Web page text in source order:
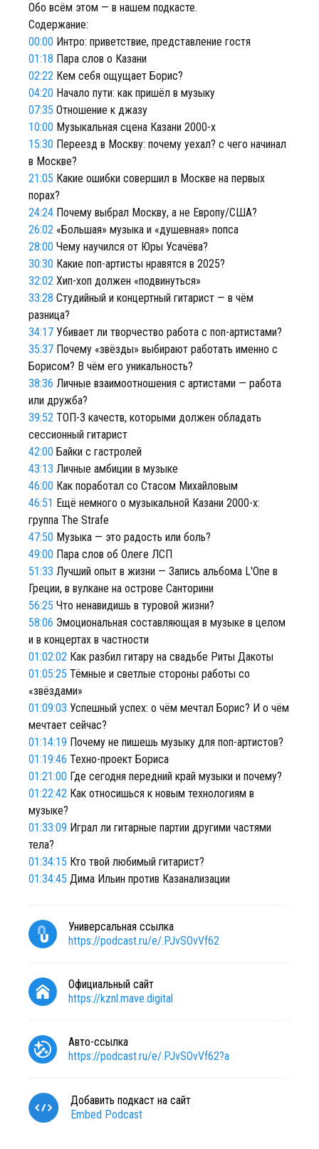
Обо всём этом — в нашем подкасте.
Содержание:
00:00 Интро: приветствие, представление гостя
01:18 Пара слов о Казани
02:22 Кем себя ощущает Борис?
04:20 Начало пути: как пришёл в музыку
07:35 Отношение к джазу
10:00 Музыкальная сцена Казани 2000-х
15:30 Переезд в Москву: почему уехал? с чего начинал
в Москве?
21:05 Какие ошибки совершил в Москве на первых
порах?
24:24 Почему выбрал Москву, а не Европу/США?
26:02 «Большая» музыка и «душевная» попса
28:00 Чему научился от Юры Усачёва?
30:30 Какие поп-артисты нравятся в 2025?
32:02 Хип-хоп должен «подвинуться»
33:28 Студийный и концертный гитарист — в чём
разница?
34:17 Убивает ли творчество работа с поп-артистами?
35:37 Почему «звёзды» выбирают работать именно с
Борисом? В чём его уникальность?
38:36 Личные взаимоотношения с артистами — работа
или дружба?
39:52 ТОП-3 качеств, которыми должен обладать
сессионный гитарист
42:00 Байки с гастролей
43:13 Личные амбиции в музыке
46:00 Как поработал со Стасом Михайловым
46:51 Ещё немного о музыкальной Казани 2000-х:
группа The Strafe
47:50 Музыка — это радость или боль?
49:00 Пара слов об Олеге ЛСП
51:33 Лучший опыт в жизни — Запись альбома L'One в
Греции, в вулкане на острове Санторини
56:25 Что ненавидишь в туровой жизни?
58:06 Эмоциональная составляющая в музыке в целом
и в концертах в частности
01:02:02 Как разбил гитару на свадьбе Риты Дакоты
01:05:25 Тёмные и светлые стороны работы со
«звёздами»
01:09:03 Успешный успех: о чём мечтал Борис? И о чём
мечтает сейчас?
01:14:19 Почему не пишешь музыку для поп-артистов?
01:19:46 Техно-проект Бориса
01:21:00 Где сегодня передний край музыки и почему?
01:22:42 Как относишься к новым технологиям в
музыке?
01:33:09 Играл ли гитарные партии другими частями
тела?
01:34:15 Кто твой любимый гитарист?
01:34:45 Дима Ильин против Казанализации
Универсальная ссылка
https://podcast.ru/e/.PJvSOvVf62
Официальный сайт
https://kznl.mave.digital
Авто-ссылка
https://podcast.ru/e/.PJvSOvVf62?a
Добавить подкаст на сайт
Embed Podcast